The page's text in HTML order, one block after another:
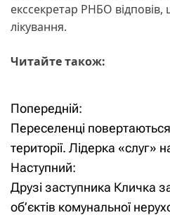
екссекретар РНБО
лікування.
Читайте також:
Н
а
в
і
Попередній:
Переселенці
території. Лідерка «слуг»
Наступний:
Друзі заступника Кличка
об’єктів комунальної